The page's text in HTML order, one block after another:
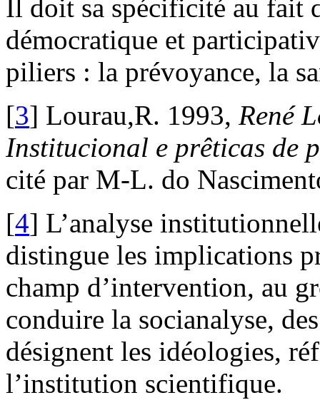
Il doit sa spécificité au fait
démocratique et
piliers : la prévoyance, la
[3] Lourau,R. 1993, René
Institucional e prêticas de
cité par M-L. do
[4] L’analyse
distingue les implications
champ d’intervention, au
conduire la socianalyse,
désignent les idéologies,
l’institution scientifique.